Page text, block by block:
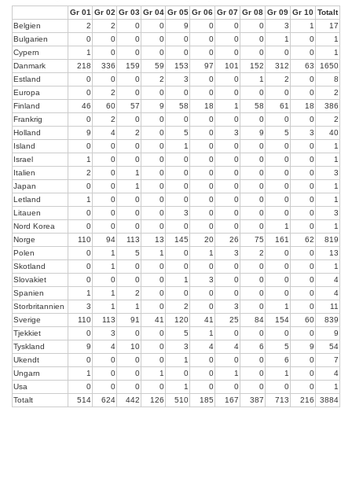
Gr 01 Gr 02 Gr 03 Gr 04 Gr 05 Gr 06 Gr 07 Gr 08 Gr 09 Gr 10 Totalt
Belgien
2 2 0 0 9 0 0 0 3 1
17
Bulgarien
0 0 0 0 0 0 0 0 1 0
1
Cypern
1 0 0 0 0 0 0 0 0 0
1
Danmark
218 336 159 59 153 97 101 152 312 63
1650
Estland
0 0 0 2 3 0 0 1 2 0
8
Europa
0 2 0 0 0 0 0 0 0 0
2
Finland
46 60 57 9 58 18 1 58 61 18
386
Frankrig
0 2 0 0 0 0 0 0 0 0
2
Holland
9 4 2 0 5 0 3 9 5 3
40
Island
0 0 0 0 1 0 0 0 0 0
1
Israel
1 0 0 0 0 0 0 0 0 0
1
Italien
2 0 1 0 0 0 0 0 0 0
3
Japan
0 0 1 0 0 0 0 0 0 0
1
Letland
1 0 0 0 0 0 0 0 0 0
1
Litauen
0 0 0 0 3 0 0 0 0 0
3
Nord Korea
0 0 0 0 0 0 0 0 1 0
1
Norge
110 94 113 13 145 20 26 75 161 62
819
Polen
0 1 5 1 0 1 3 2 0 0
13
Skotland
0 1 0 0 0 0 0 0 0 0
1
Slovakiet
0 0 0 0 1 3 0 0 0 0
4
Spanien
1 1 2 0 0 0 0 0 0 0
4
Storbritannien
3 1 1 0 2 0 3 0 1 0
11
Sverige
110 113 91 41 120 41 25 84 154 60
839
Tjekkiet
0 3 0 0 5 1 0 0 0 0
9
Tyskland
9 4 10 0 3 4 4 6 5 9
54
Ukendt
0 0 0 0 1 0 0 0 6 0
7
Ungarn
1 0 0 1 0 0 1 0 1 0
4
Usa
0 0 0 0 1 0 0 0 0 0
1
Totalt
514 624 442 126 510 185 167 387 713 216 3884